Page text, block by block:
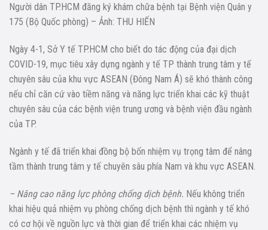
Người dân TP.HCM đăng ký khám chữa bệnh tại Bệnh viện Quân y
175 (Bộ Quốc phòng) – Ảnh: THU HIẾN
Ngày 4-1, Sở Y tế TP.HCM cho biết do tác động của đại dịch
COVID-19, mục tiêu xây dựng ngành y tế TP thành trung tâm y tế
chuyên sâu của khu vực ASEAN (Đông Nam Á) sẽ khó thành công
nếu chỉ căn cứ vào tiềm năng và năng lực triển khai các kỹ thuật
chuyên sâu của các bệnh viện trung ương và bệnh viện đầu ngành
của TP.
Ngành y tế đã triển khai đồng bộ bốn nhiệm vụ trọng tâm để nâng
tầm thành trung tâm y tế chuyên sâu phía Nam và khu vực ASEAN.
– Nâng cao năng lực phòng chống dịch bệnh. Nếu không triển
khai hiệu quả nhiệm vụ phòng chống dịch bệnh thì ngành y tế khó
có cơ hội về nguồn lực và thời gian để triển khai các nhiệm vụ